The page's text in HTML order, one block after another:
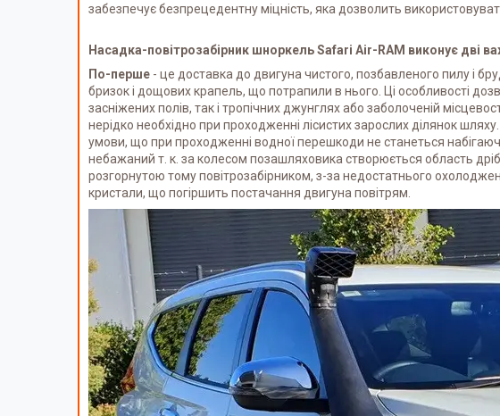
забезпечує безпрецедентну міцність, яка дозволить
Насадка-повітрозабірник шноркель Safari Air-RAM виконує дві
По-перше - це доставка до двигуна чистого, позбавленого пилу і
бризок і дощових крапель, що потрапили в нього. Ці особливості
засніжених полів, так і тропічних джунглях або заболоченій
нерідко необхідно при проходженні лісистих зарослих ділянок
умови, що при проходженні водної перешкоди не станеться
небажаний т. к. за колесом позашляховика створюється область
розгорнутою тому повітрозабірником, з-за недостатнього
кристали, що погіршить постачання двигуна повітрям.